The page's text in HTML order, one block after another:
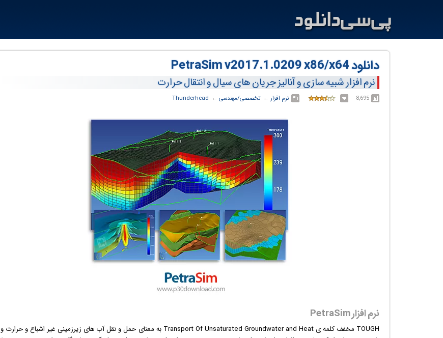
دانلود PetraSim v2017.1.0209 x86/x64
نرم افزار شبیه سازی و آنالیز جریان های سیال و انتقال حرارت
8,695 نرم افزار ← ‏تخصصی/مهندسی ← ‏
Thunderhead
نرم افزار PetraSim
TOUGH مخفف کلمه ی Transport Of Unsaturated Groundwater and Heat به معنای حمل و نقل آب های زیرزمینی غیر اشباع و حرارت و